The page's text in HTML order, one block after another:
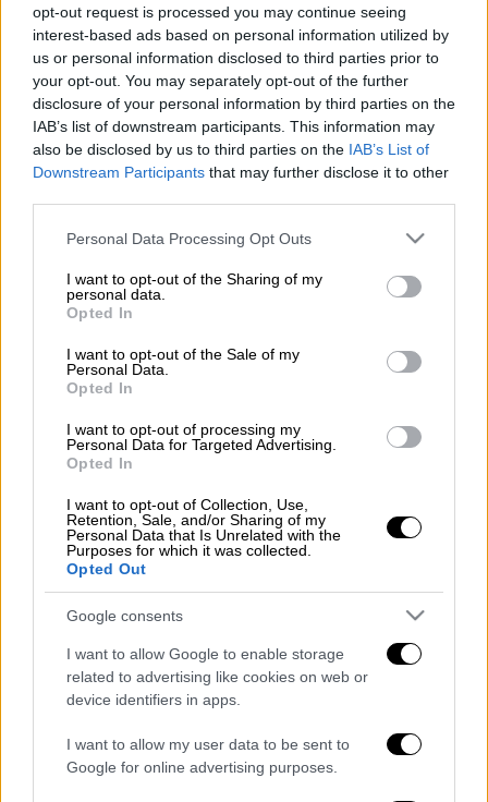
opt-out request is processed you may continue seeing
interest-based ads based on personal information utilized by
us or personal information disclosed to third parties prior to
your opt-out. You may separately opt-out of the further
disclosure of your personal information by third parties on the
IAB’s list of downstream participants. This information may
also be disclosed by us to third parties on the IAB’s List of
Downstream Participants that may further disclose it to other
Please note that this website/app uses one or more Google
not limited to your visit or usage behaviour. You may click to
grant or deny consent to Google and its third-party tags to
use your data for below specified purposes in below Google
consent section.
Personal Data Processing Opt Outs
I want to opt-out of the Sharing of my
personal data.
Opted In
I want to opt-out of the Sale of my
Personal Data.
Opted In
I want to opt-out of processing my
Personal Data for Targeted Advertising.
Opted In
I want to opt-out of Collection, Use,
Retention, Sale, and/or Sharing of my
Personal Data that Is Unrelated with the
Purposes for which it was collected.
Opted Out
Google consents
I want to allow Google to enable storage
related to advertising like cookies on web or
device identifiers in apps.
I want to allow my user data to be sent to
Google for online advertising purposes.
Προσθέστε το ΕΘΝΟΣ στη Google
Προς αυστηροποίησηβαίνει ο νόμος για τη
βία κατά του ιατρικού και νοσηλευτικού
προσωπικού τουΕΣΥ. Ειδικότερα μετά τα
ΥγείαςΜιχάλης Χρυσοχοΐδης
ανακοίνωσε
σήμερα πως βρίσκεται σε συνεννόηση με το
Υπουργείο Δικαιοσύνης ώστε να
πιο αυστηρά όσοι ασκούν βία κατά γιατρών
και νοσηλευτών.
Παράλληλα ο κ. Χρυσοχοΐδης απηύθυνε
αυστηρό μήνυμα εναντίον των Διοικητών
των Νοσοκομείων λέγοντας ότι οφείλουν να
λάβουν όλα τα μέτρα ώστε το προσωπικό
του ΕΣΥ να ασκεί απρόσκοπτα τα καθήκοντά
. Σε διαφορετική περίπτωση όπως είπε
θα πρέπει να συμβάλουν υλικά, ηθικά και
ΕΘΝΟΣ θα παρεμβαίνει και τα προσβλητικά σχόλια θα
διαγράφονται